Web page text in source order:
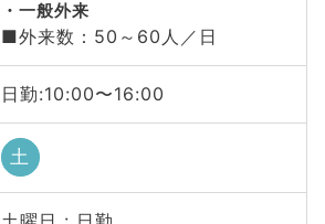
一般外来
■外来数：50～60人／日
日勤:10:00〜16:00
土